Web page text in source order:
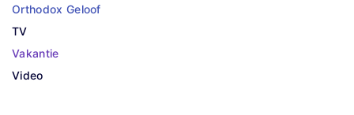
Orthodox Geloof
TV
Vakantie
Video